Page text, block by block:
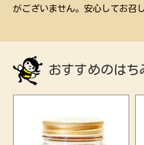
がございません。安心してお召
おすすめのはち